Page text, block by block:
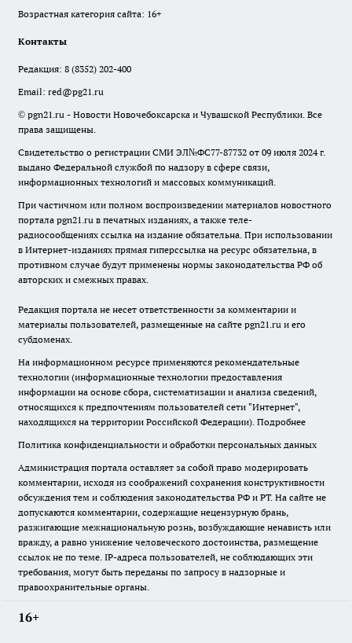
Возрастная категория сайта: 16+
Контакты
Редакция: 8 (8352) 202-400
Email: red@pg21.ru
© pgn21.ru - Новости Новочебоксарска и Чувашской Республики. Все
права защищены.
Свидетельство о регистрации СМИ ЭЛ№ФС77-87732 от 09 июля 2024 г.
выдано Федеральной службой по надзору в сфере связи,
информационных технологий и массовых коммуникаций.
При частичном или полном воспроизведении материалов новостного
портала pgn21.ru в печатных изданиях, а также теле-
радиосообщениях ссылка на издание обязательна. При использовании
в Интернет-изданиях прямая гиперссылка на ресурс обязательна, в
противном случае будут применены нормы законодательства РФ об
авторских и смежных правах.
Редакция портала не несет ответственности за комментарии и
материалы пользователей, размещенные на сайте pgn21.ru и его
субдоменах.
На информационном ресурсе применяются рекомендательные
технологии (информационные технологии предоставления
информации на основе сбора, систематизации и анализа сведений,
относящихся к предпочтениям пользователей сети "Интернет",
находящихся на территории Российской Федерации). Подробнее
Политика конфиденциальности и обработки персональных данных
Администрация портала оставляет за собой право модерировать
комментарии, исходя из соображений сохранения конструктивности
обсуждения тем и соблюдения законодательства РФ и РТ. На сайте не
допускаются комментарии, содержащие нецензурную брань,
разжигающие межнациональную рознь, возбуждающие ненависть или
вражду, а равно унижение человеческого достоинства, размещение
ссылок не по теме. IP-адреса пользователей, не соблюдающих эти
требования, могут быть переданы по запросу в надзорные и
правоохранительные органы.
16+